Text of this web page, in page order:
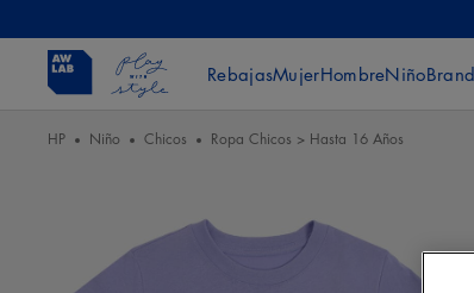
RebajasMujerHombreNiño
HP Niño Chicos Ropa Chicos > Hasta 16 Años